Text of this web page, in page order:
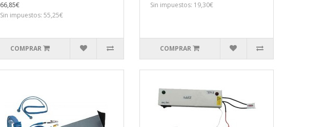
66,85€
Sin impuestos: 55,25€
COMPRAR
Sin impuestos: 19,30€
COMPRAR